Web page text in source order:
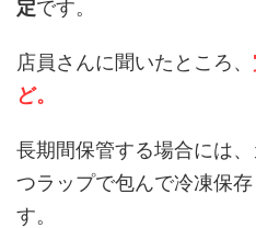
定です。
店員さんに聞いたところ、
ど。
長期間保管する場合には
つラップで包んで冷凍保
す。